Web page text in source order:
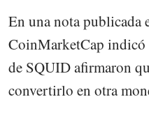
En una nota publicada
CoinMarketCap indicó
de SQUID afirmaron
convertirlo en otra